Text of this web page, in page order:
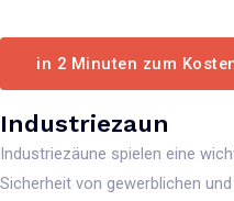
in 2 Minuten zum
Industriezaun
Industriezäune spielen eine
Sicherheit von gewerblichen